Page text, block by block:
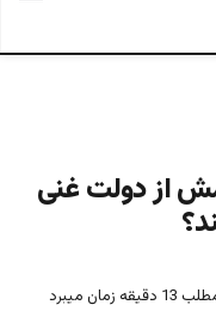
از دولت غنی
میبرد